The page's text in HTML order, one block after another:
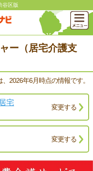
区版
ー（居宅介護支
2026年6月時点の情報です。
宅
変更する
変更する